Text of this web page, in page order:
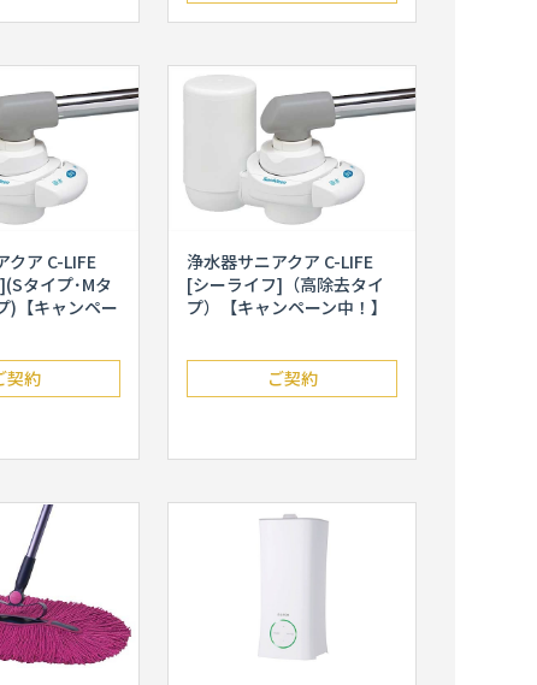
クア C-LIFE
タイプ･Mタ
)【キャンペー
契約
浄水器サニアクア C-LIFE
[シーライフ]（高除去タイ
プ）【キャンペーン中！】
ご契約